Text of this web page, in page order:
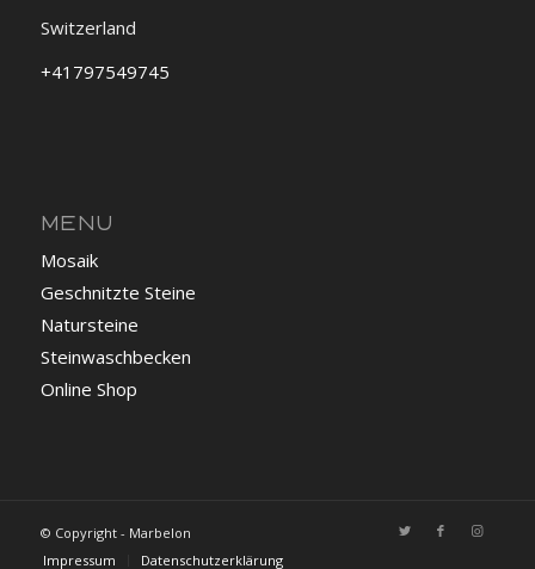
Switzerland
+41797549745
MENU
Mosaik
Geschnitzte Steine
Natursteine
Steinwaschbecken
Online Shop
© Copyright - Marbelon
Impressum
Datenschutzerklärung